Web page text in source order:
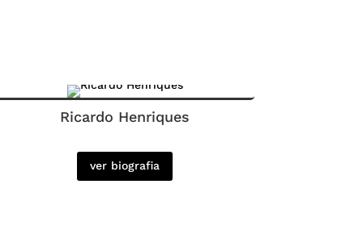
Ricardo Henriques
ver biografia